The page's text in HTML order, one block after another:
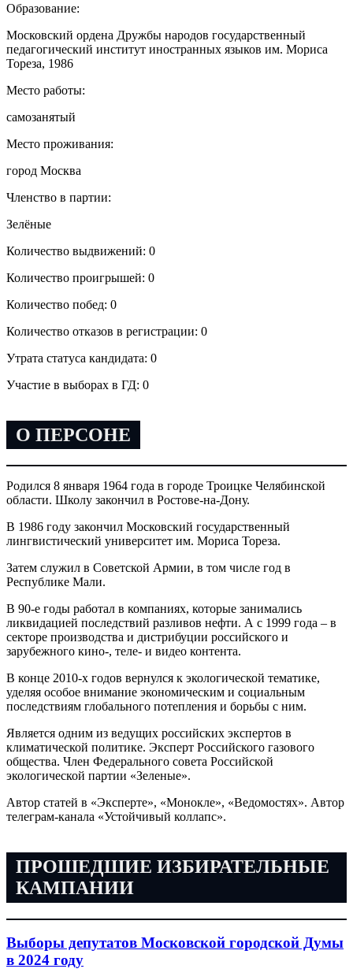
Образование:
Московский ордена Дружбы народов государственный
педагогический институт иностранных языков им. Мориса
Тореза, 1986
Место работы:
самозанятый
Место проживания:
город Москва
Членство в партии:
Зелёные
Количество выдвижений: 0
Количество проигрышей: 0
Количество побед: 0
Количество отказов в регистрации: 0
Утрата статуса кандидата: 0
Участие в выборах в ГД: 0
О ПЕРСОНЕ
Родился 8 января 1964 года в городе Троицке Челябинской
области. Школу закончил в Ростове-на-Дону.
В 1986 году закончил Московский государственный
лингвистический университет им. Мориса Тореза.
Затем служил в Советской Армии, в том числе год в
Республике Мали.
В 90-е годы работал в компаниях, которые занимались
ликвидацией последствий разливов нефти. А с 1999 года – в
секторе производства и дистрибуции российского и
зарубежного кино-, теле- и видео контента.
В конце 2010-х годов вернулся к экологической тематике,
уделяя особое внимание экономическим и социальным
последствиям глобального потепления и борьбы с ним.
Является одним из ведущих российских экспертов в
климатической политике. Эксперт Российского газового
общества. Член Федерального совета Российской
экологической партии «Зеленые».
Автор статей в «Эксперте», «Монокле», «Ведомостях». Автор
телеграм-канала «Устойчивый коллапс».
ПРОШЕДШИЕ ИЗБИРАТЕЛЬНЫЕ
КАМПАНИИ
Выборы депутатов Московской городской Думы
в 2024 году